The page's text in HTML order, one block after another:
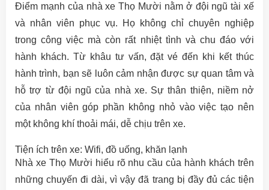
Điểm mạnh của nhà xe Thọ Mười nằm ở đội ngũ tài xế
và nhân viên phục vụ. Họ không chỉ chuyên nghiệp
trong công việc mà còn rất nhiệt tình và chu đáo với
hành khách. Từ khâu tư vấn, đặt vé đến khi kết thúc
hành trình, bạn sẽ luôn cảm nhận được sự quan tâm và
hỗ trợ từ đội ngũ của nhà xe. Sự thân thiện, niềm nở
của nhân viên góp phần không nhỏ vào việc tạo nên
một không khí thoải mái, dễ chịu trên xe.
Tiện ích trên xe: Wifi, đồ uống, khăn lạnh
Nhà xe Thọ Mười hiểu rõ nhu cầu của hành khách trên
những chuyến đi dài, vì vậy đã trang bị đầy đủ các tiện